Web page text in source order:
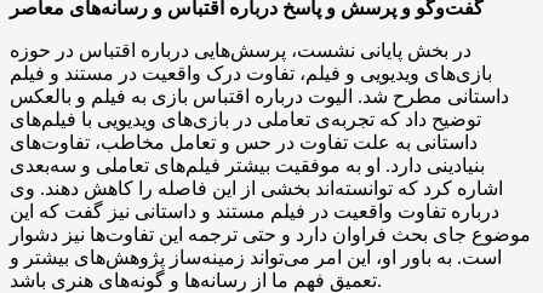
گفت‌وگو و پرسش و پاسخ درباره اقتباس و رسانه‌های معاصر
در بخش پایانی نشست، پرسش‌هایی درباره اقتباس در حوزه
بازی‌های ویدیویی و فیلم، تفاوت درک واقعیت در مستند و فیلم
داستانی مطرح شد. الیوت درباره اقتباس بازی به فیلم و بالعکس
توضیح داد که تجربه‌ی تعاملی در بازی‌های ویدیویی با فیلم‌های
داستانی به علت تفاوت در حس و تعامل مخاطب، تفاوت‌های
بنیادینی دارد. او به موفقیت بیشتر فیلم‌های تعاملی و سه‌بعدی
اشاره کرد که توانسته‌اند بخشی از این فاصله را کاهش دهند. وی
درباره تفاوت واقعیت در فیلم مستند و داستانی نیز گفت که این
موضوع جای بحث فراوان دارد و حتی ترجمه این تفاوت‌ها نیز دشوار
است. به باور او، این امر می‌تواند زمینه‌ساز پژوهش‌های بیشتر و
تعمیق فهم ما از رسانه‌ها و گونه‌های هنری باشد.